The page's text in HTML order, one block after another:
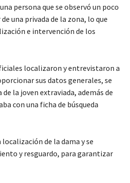
persona que se observó un poco
una privada de la zona, lo que
e intervención de los
localizaron y entrevistaron a
sus datos generales, se
la joven extraviada, además de
con una ficha de búsqueda
de la dama y se
y resguardo, para garantizar